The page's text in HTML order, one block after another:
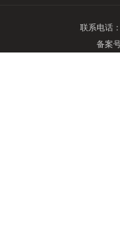
联系电话
备案